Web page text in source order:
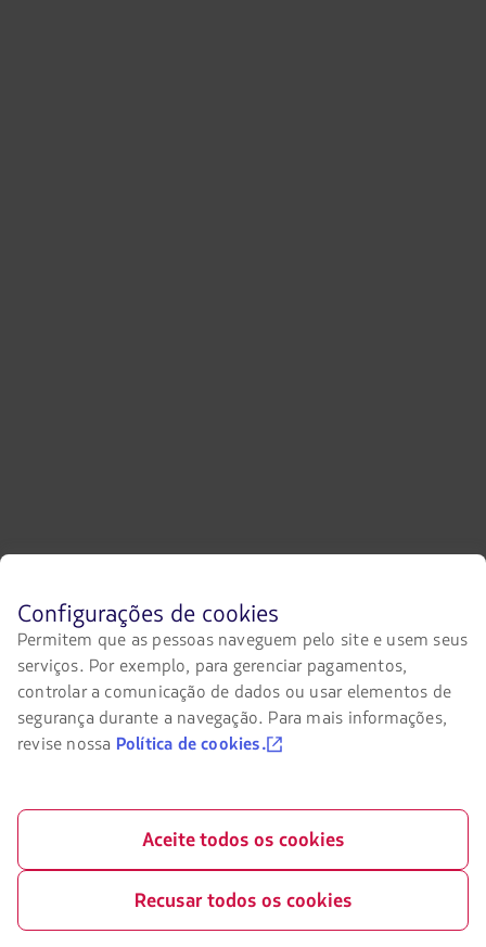
Antes
de
navegar
no
site
LATAM
você
e
aceitar
cookies.
Configurações de cookies
Permitem que as pessoas naveguem pelo site e usem seus
serviços. Por exemplo, para gerenciar pagamentos,
controlar a comunicação de dados ou usar elementos de
segurança durante a navegação. Para mais informações,
revise nossa Política de cookies.
Aceite todos os cookies
Recusar todos os cookies